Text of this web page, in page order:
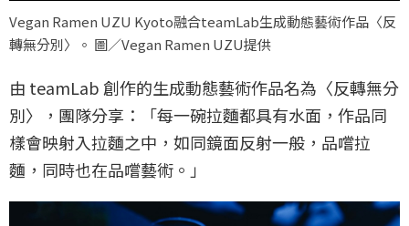
Vegan Ramen UZU Kyoto融合teamLab生成動態藝術作品〈反
轉無分別〉。 圖／Vegan Ramen UZU提供
由 teamLab 創作的生成動態藝術作品名為〈反轉無分
別〉，團隊分享：「每一碗拉麵都具有水面，作品同
樣會映射入拉麵之中，如同鏡面反射一般，品嚐拉
麵，同時也在品嚐藝術。」